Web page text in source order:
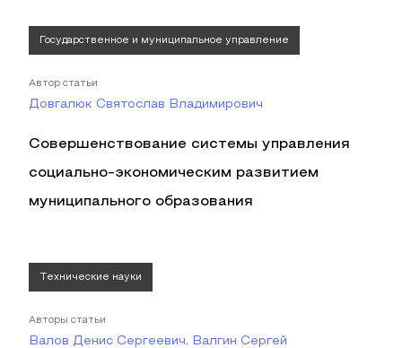
Государственное и муниципальное управление
Автор статьи
Довгалюк Святослав Владимирович
Совершенствование системы управления
социально-экономическим развитием
муниципального образования
Технические науки
Авторы статьи
Валов Денис Сергеевич, Валгин Сергей